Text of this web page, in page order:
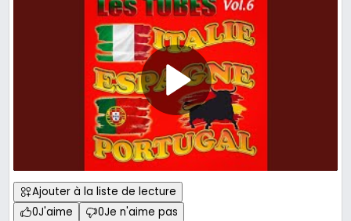
Ajouter à la liste de lecture
0J'aime 0Je n'aime pas